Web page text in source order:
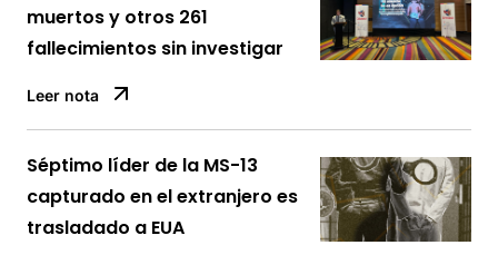
muertos y otros 261
fallecimientos sin investigar
Leer nota
Séptimo líder de la MS-13
capturado en el extranjero es
trasladado a EUA